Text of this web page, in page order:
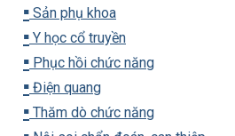
▪️ Sản phụ khoa
▪️ Y học cổ truyền
▪️ Phục hồi chức năng
▪️ Điện quang
▪️ Thăm dò chức năng